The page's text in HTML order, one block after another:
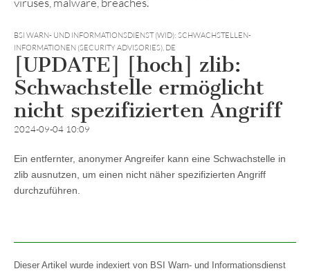
BSI WARN- UND INFORMATIONSDIENST (WID): SCHWACHSTELLEN-
INFORMATIONEN (SECURITY ADVISORIES), DE
[UPDATE] [hoch] zlib:
Schwachstelle ermöglicht
nicht spezifizierten Angriff
2024-09-04 10:09
Ein entfernter, anonymer Angreifer kann eine Schwachstelle in
zlib ausnutzen, um einen nicht näher spezifizierten Angriff
durchzuführen.
Dieser Artikel wurde indexiert von BSI Warn- und Informationsdienst